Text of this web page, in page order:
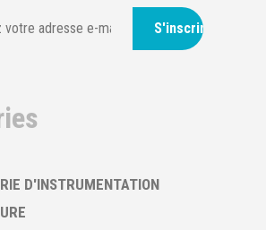
S'inscrire
D'INSTRUMENTATION